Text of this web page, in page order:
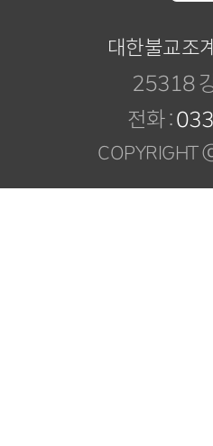
대한불교조
25318
전화 :
COPYRIGHT